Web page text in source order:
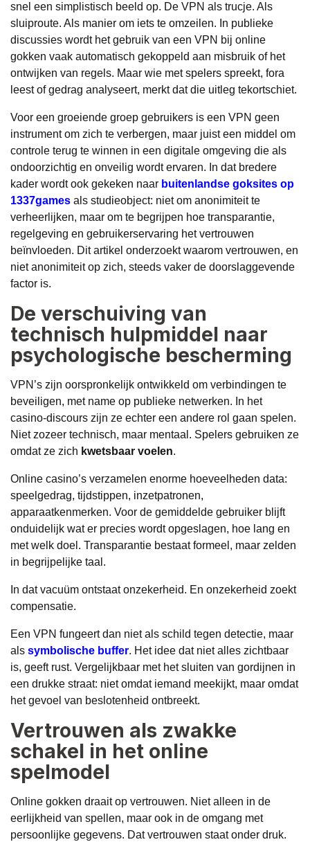
snel een simplistisch beeld op. De VPN als trucje. Als
sluiproute. Als manier om iets te omzeilen. In publieke
discussies wordt het gebruik van een VPN bij online
gokken vaak automatisch gekoppeld aan misbruik of het
ontwijken van regels. Maar wie met spelers spreekt, fora
leest of gedrag analyseert, merkt dat die uitleg tekortschiet.
Voor een groeiende groep gebruikers is een VPN geen
instrument om zich te verbergen, maar juist een middel om
controle terug te winnen in een digitale omgeving die als
ondoorzichtig en onveilig wordt ervaren. In dat bredere
kader wordt ook gekeken naar buitenlandse goksites op
1337games als studieobject: niet om anonimiteit te
verheerlijken, maar om te begrijpen hoe transparantie,
regelgeving en gebruikerservaring het vertrouwen
beïnvloeden. Dit artikel onderzoekt waarom vertrouwen, en
niet anonimiteit op zich, steeds vaker de doorslaggevende
factor is.
De verschuiving van
technisch hulpmiddel naar
psychologische bescherming
VPN’s zijn oorspronkelijk ontwikkeld om verbindingen te
beveiligen, met name op publieke netwerken. In het
casino-discours zijn ze echter een andere rol gaan spelen.
Niet zozeer technisch, maar mentaal. Spelers gebruiken ze
omdat ze zich kwetsbaar voelen.
Online casino’s verzamelen enorme hoeveelheden data:
speelgedrag, tijdstippen, inzetpatronen,
apparaatkenmerken. Voor de gemiddelde gebruiker blijft
onduidelijk wat er precies wordt opgeslagen, hoe lang en
met welk doel. Transparantie bestaat formeel, maar zelden
in begrijpelijke taal.
In dat vacuüm ontstaat onzekerheid. En onzekerheid zoekt
compensatie.
Een VPN fungeert dan niet als schild tegen detectie, maar
als symbolische buffer. Het idee dat niet alles zichtbaar
is, geeft rust. Vergelijkbaar met het sluiten van gordijnen in
een drukke straat: niet omdat iemand meekijkt, maar omdat
het gevoel van beslotenheid ontbreekt.
Vertrouwen als zwakke
schakel in het online
spelmodel
Online gokken draait op vertrouwen. Niet alleen in de
eerlijkheid van spellen, maar ook in de omgang met
persoonlijke gegevens. Dat vertrouwen staat onder druk.